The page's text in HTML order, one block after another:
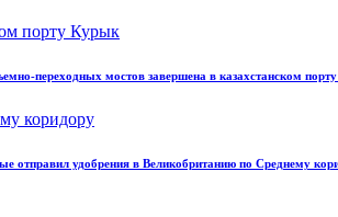
переходных мостов завершена в казахстанском
отправил удобрения в Великобританию по Среднему